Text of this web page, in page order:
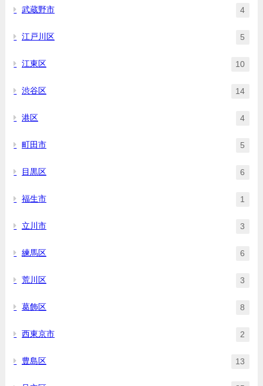
武蔵野市 4
江戸川区 5
江東区 10
渋谷区 14
港区 4
町田市 5
目黒区 6
福生市 1
立川市 3
練馬区 6
荒川区 3
葛飾区 8
西東京市 2
豊島区 13